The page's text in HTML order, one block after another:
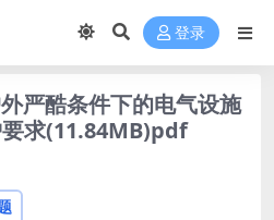
登录
严酷条件下的电气设施
求(11.84MB)pdf